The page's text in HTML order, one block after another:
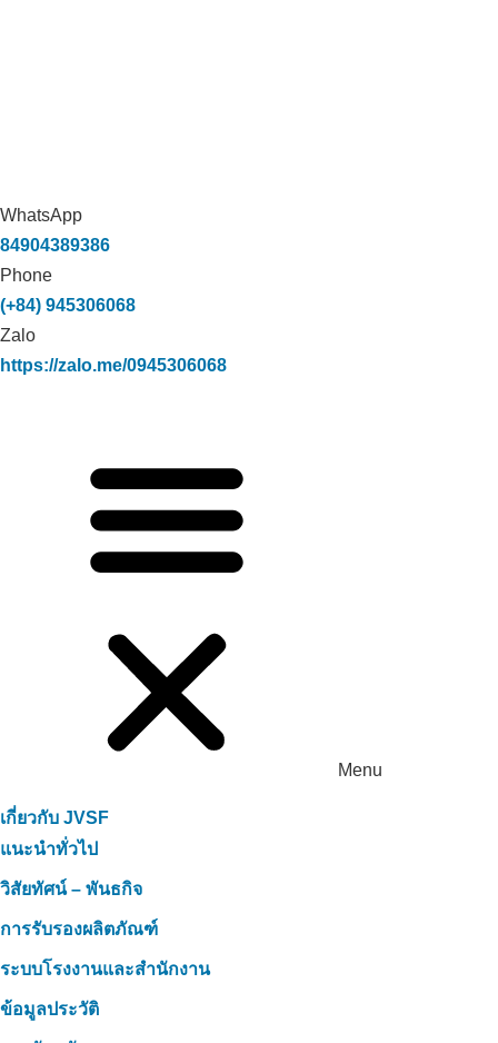
WhatsApp
84904389386
Phone
(+84) 945306068
Zalo
https://zalo.me/0945306068
Menu
เกี่ยวกับ JVSF
แนะนำทั่วไป
วิสัยทัศน์ – พันธกิจ
การรับรองผลิตภัณฑ์
ระบบโรงงานและสำนักงาน
ข้อมูลประวัติ